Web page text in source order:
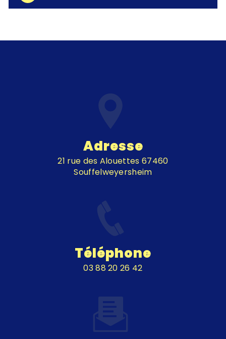
Adresse
21 rue des Alouettes 67460
Souffelweyersheim
Téléphone
03 88 20 26 42